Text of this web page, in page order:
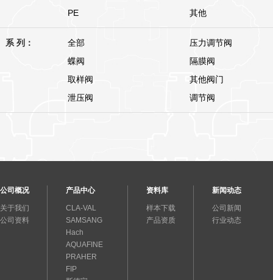
PE
其他
系 列： 全部
压力调节阀
蝶阀
隔膜阀
取样阀
其他阀门
泄压阀
调节阀
公司概况
关于我们
公司资料
产品中心
CLA-VAL
SAMSANG
Hach
AQUAFINE
PRAHER
FIP
资料库
样本下载
产品资质
新闻动态
公司新闻
行业动态